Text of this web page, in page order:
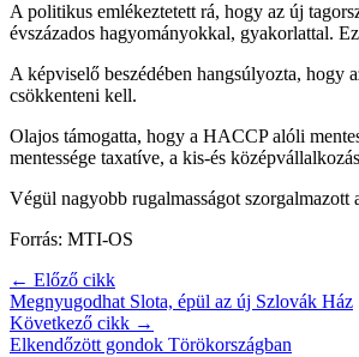
A politikus emlékeztetett rá, hogy az új
évszázados hagyományokkal, gyakorlattal.
A képviselő beszédében hangsúlyozta, hogy
csökkenteni kell.
Olajos támogatta, hogy a HACCP alóli
mentessége taxatíve, a kis-és
Végül nagyobb rugalmasságot szorgalmazott
Forrás: MTI-OS
← Előző cikk
Megnyugodhat Slota, épül az új Szlovák Ház
Következő cikk →
Elkendőzött gondok Törökországban